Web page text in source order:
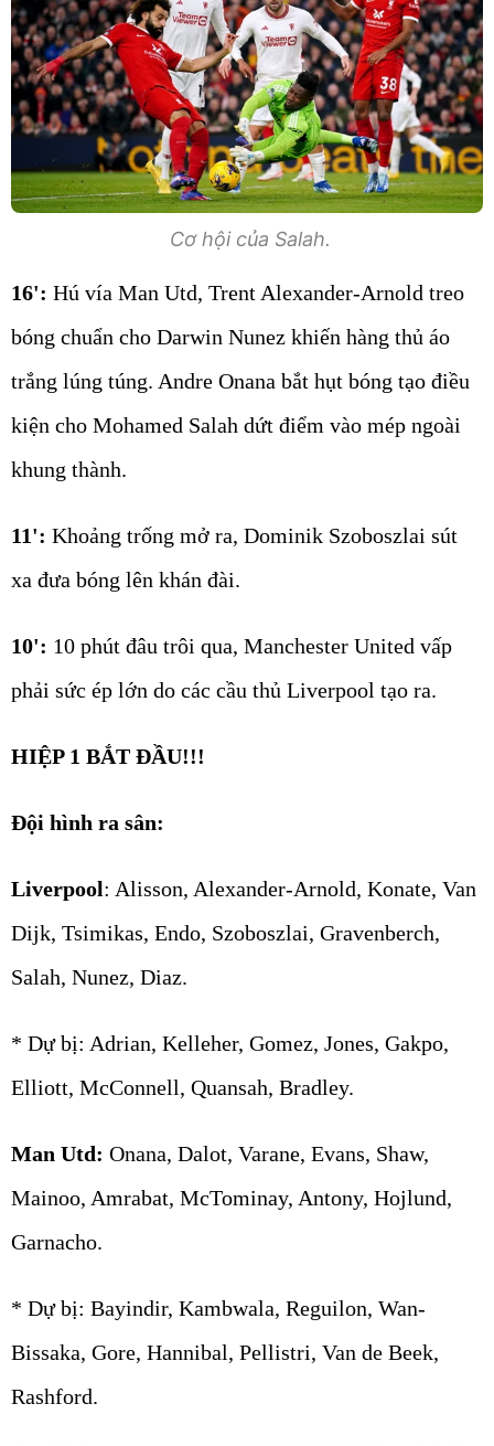
Cơ hội của Salah.
16': Hú vía Man Utd, Trent Alexander-Arnold treo
bóng chuẩn cho Darwin Nunez khiến hàng thủ áo
trắng lúng túng. Andre Onana bắt hụt bóng tạo điều
kiện cho Mohamed Salah dứt điểm vào mép ngoài
khung thành.
11': Khoảng trống mở ra, Dominik Szoboszlai sút
xa đưa bóng lên khán đài.
10': 10 phút đâu trôi qua, Manchester United vấp
phải sức ép lớn do các cầu thủ Liverpool tạo ra.
HIỆP 1 BẮT ĐẦU!!!
Đội hình ra sân:
Liverpool: Alisson, Alexander-Arnold, Konate, Van
Dijk, Tsimikas, Endo, Szoboszlai, Gravenberch,
Salah, Nunez, Diaz.
* Dự bị: Adrian, Kelleher, Gomez, Jones, Gakpo,
Elliott, McConnell, Quansah, Bradley.
Man Utd: Onana, Dalot, Varane, Evans, Shaw,
Mainoo, Amrabat, McTominay, Antony, Hojlund,
Garnacho.
* Dự bị: Bayindir, Kambwala, Reguilon, Wan-
Bissaka, Gore, Hannibal, Pellistri, Van de Beek,
Rashford.